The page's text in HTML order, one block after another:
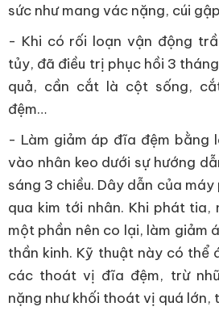
sức như mang vác nặng, cúi
- Khi có rối loạn vận động
tủy, đã điều trị phục hồi 3
quả, cần cắt là cột sống,
đệm…
- Làm giảm áp đĩa đệm bằng
vào nhân keo dưới sự hướng
sáng 3 chiều. Dây dẫn của
qua kim tới nhân. Khi phát tia,
một phần nên co lại, làm giảm
thần kinh. Kỹ thuật này có thể
các thoát vị đĩa đệm, trừ
nặng như khối thoát vị quá lớn,